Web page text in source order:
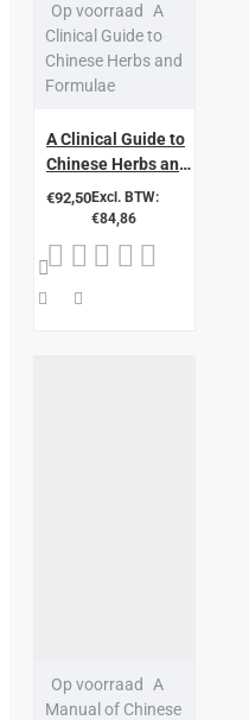
Op voorraad
A
Clinical Guide to
Chinese Herbs and
Formulae
A Clinical Guide to
Chinese Herbs and
Formulae
€92,50Excl. BTW:
€84,86
Op voorraad
A
Manual of Chinese